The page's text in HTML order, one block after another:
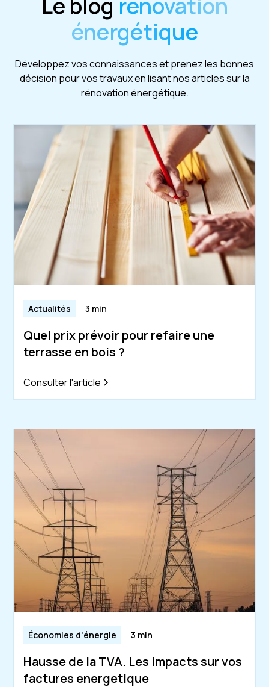
énergétique
Développez vos connaissances et prenez les bonnes
décision pour vos travaux en lisant nos articles sur la
rénovation énergétique.
Actualités 3 min
Quel prix prévoir pour refaire une
terrasse en bois ?
Consulter l'article
Économies d'énergie 3 min
Hausse de la TVA. Les impacts sur vos
factures energetique